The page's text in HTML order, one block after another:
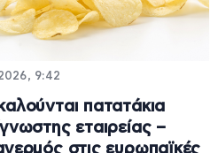
9:42
πατατάκια
εταιρείας –
στις ευρωπαϊκές